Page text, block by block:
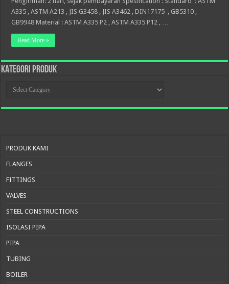
A335 , ASTM A213 , JIS G3458 , JIS A3462 , DIN17175 , GB5310 ,
GB9948 Material : ASTM A335 P2 , ASTM A335 P12 , …
Read More »
KATEGORI PRODUK
PRODUK
PRODUK KAMI
FLANGES
FITTINGS
VALVES
STEEL CONSTRUCTIONS
ISOLASI PIPA
PIPA
TUBING
BOILER